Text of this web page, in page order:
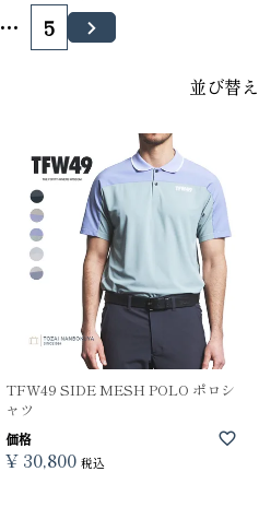
並び替え
… 5
TFW49 SIDE MESH POLO ポロシ
ャツ
価格
¥ 30,800 税込